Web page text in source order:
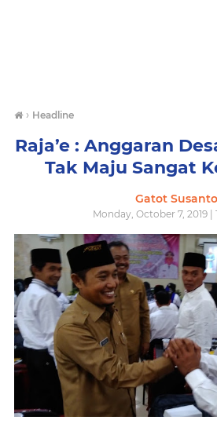
› Headline
Raja’e : Anggaran
Tak Maju Sangat
Gatot Susanto
Monday, October 7, 2019 |